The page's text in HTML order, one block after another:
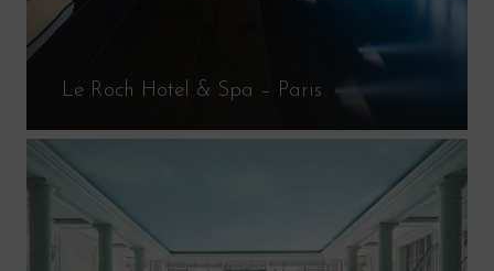
Le Roch Hotel & Spa – Paris